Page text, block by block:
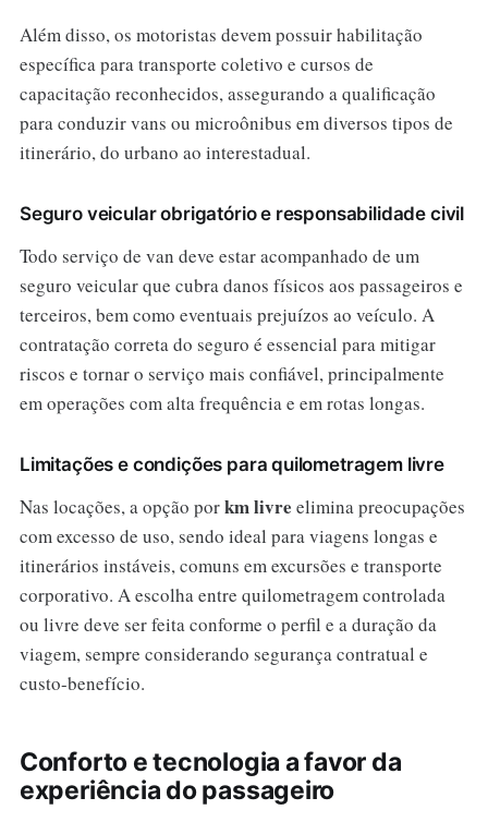
Além disso, os motoristas devem possuir habilitação
específica para transporte coletivo e cursos de
capacitação reconhecidos, assegurando a qualificação
para conduzir vans ou microônibus em diversos tipos de
itinerário, do urbano ao interestadual.
Seguro veicular obrigatório e responsabilidade civil
Todo serviço de van deve estar acompanhado de um
seguro veicular que cubra danos físicos aos passageiros e
terceiros, bem como eventuais prejuízos ao veículo. A
contratação correta do seguro é essencial para mitigar
riscos e tornar o serviço mais confiável, principalmente
em operações com alta frequência e em rotas longas.
Limitações e condições para quilometragem livre
Nas locações, a opção porkm livre elimina preocupações
com excesso de uso, sendo ideal para viagens longas e
itinerários instáveis, comuns em excursões e transporte
corporativo. A escolha entre quilometragem controlada
ou livre deve ser feita conforme o perfil e a duração da
viagem, sempre considerando segurança contratual e
custo-benefício.
Conforto e tecnologia a favor da
experiência do passageiro